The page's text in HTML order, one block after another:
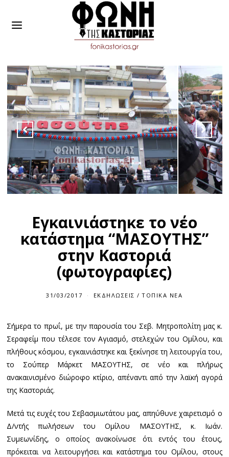
Εγκαινιάστηκε το νέο
κατάστημα “ΜΑΣΟΥΤΗΣ”
στην Καστοριά
(φωτογραφίες)
31/03/2017 ΕΚΔΗΛΏΣΕΙΣ / ΤΟΠΙΚΆ ΝΈΑ
Σήμερα το πρωΐ, με την παρουσία του Σεβ. Μητροπολίτη μας κ.
Σεραφείμ που τέλεσε τον Αγιασμό, στελεχών του Ομίλου, και
πλήθους κόσμου, εγκαινιάστηκε και ξεκίνησε τη λειτουργία του,
το Σούπερ Μάρκετ ΜΑΣΟΥΤΗΣ, σε νέο και πλήρως
ανακαινισμένο διώροφο κτίριο, απέναντι από την λαϊκή αγορά
της Καστοριάς.
Μετά τις ευχές του Σεβασμιωτάτου μας, απηύθυνε χαιρετισμό ο
Δ/ντής πωλήσεων του Ομίλου ΜΑΣΟΥΤΗΣ, κ. Ιωάν.
Συμεωνίδης, ο οποίος ανακοίνωσε ότι εντός του έτους,
πρόκειται να λειτουργήσει και κατάστημα του Ομίλου, στους